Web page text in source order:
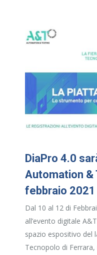
DiaPro 4.0
Automation &
febbraio 2021
Dal 10 al 12 di
all’evento digitale
spazio espositivo del
Tecnopolo di